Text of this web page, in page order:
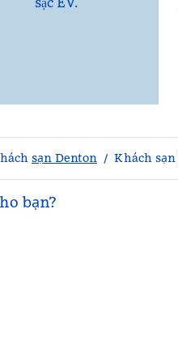
sạn Denton / Khách sạn
bạn?